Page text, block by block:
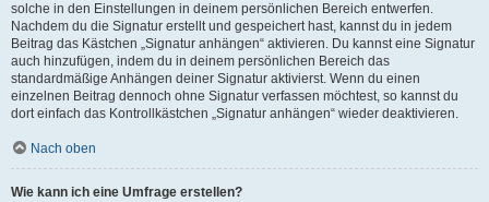
solche in den Einstellungen in deinem persönlichen Bereich entwerfen.
Nachdem du die Signatur erstellt und gespeichert hast, kannst du in jedem
Beitrag das Kästchen „Signatur anhängen“ aktivieren. Du kannst eine Signatur
auch hinzufügen, indem du in deinem persönlichen Bereich das
standardmäßige Anhängen deiner Signatur aktivierst. Wenn du einen
einzelnen Beitrag dennoch ohne Signatur verfassen möchtest, so kannst du
dort einfach das Kontrollkästchen „Signatur anhängen“ wieder deaktivieren.
Nach oben
Wie kann ich eine Umfrage erstellen?